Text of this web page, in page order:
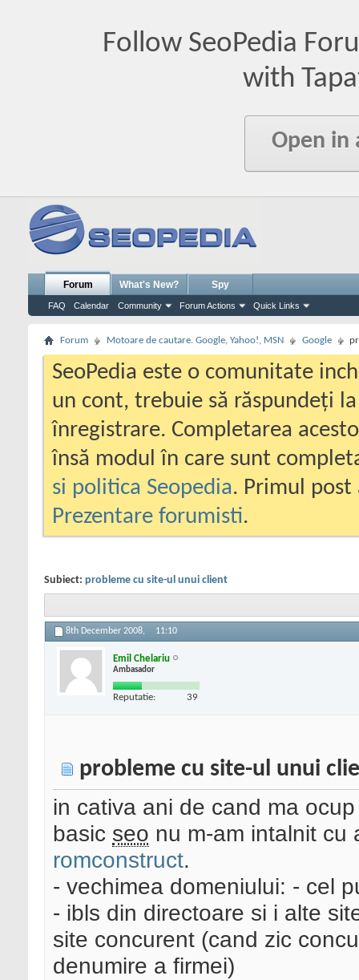
Follow SeoPedia
with
Open in
Forum
FAQ Calendar Community Forum Actions Quick Links
What's New? Spy
Forum Motoare de cautare. Google, Yahoo!, MSN Google
SeoPedia este o comunitate
un cont, trebuie să răspundeți
înregistrare. Completarea
însă modul în care sunt
si politica Seopedia. Primul
Prezentare forumisti.
Subiect: probleme cu site-ul unui client
8th December 2008, 11:10
Emil Chelariu
Ambasador
Reputatie: 39
probleme cu site-ul unui
in cativa ani de cand ma
basic seo nu m-am intalnit cu
romconstruct.
- vechimea domeniului: - cel
- ibls din directoare si i alte
site concurent (cand zic
denumire a firmei)